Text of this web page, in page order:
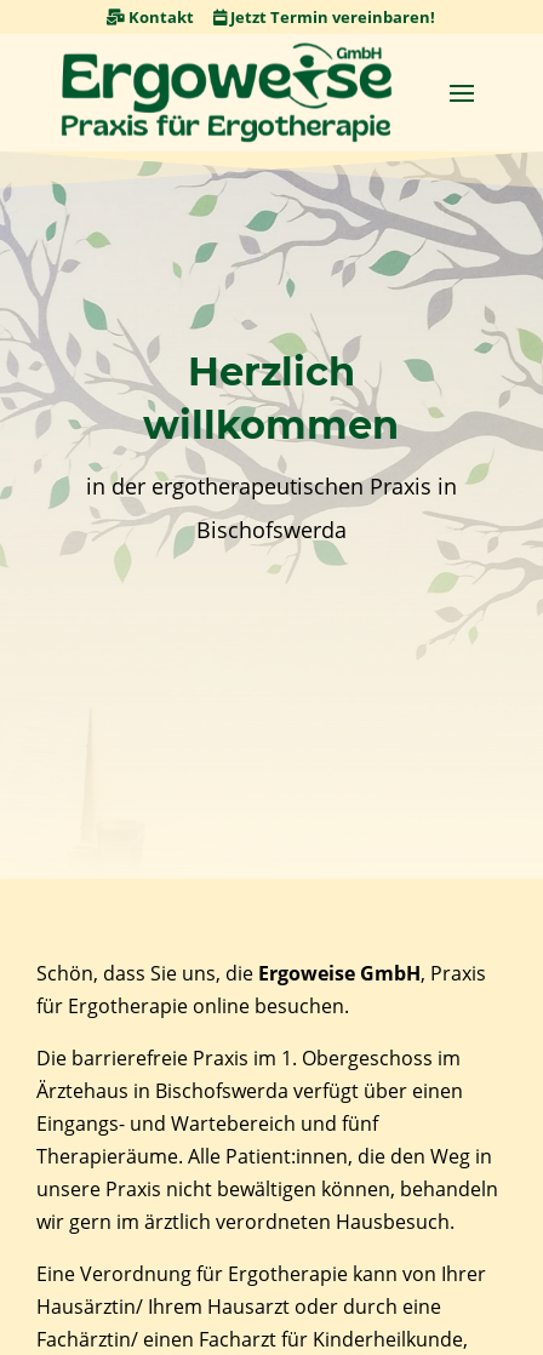
content
Kontakt Jetzt Termin vereinbaren!
Herzlich
willkommen
in der ergotherapeutischen Praxis in
Bischofswerda
Schön, dass Sie uns, die Ergoweise GmbH, Praxis
für Ergotherapie online besuchen.
Die barrierefreie Praxis im 1. Obergeschoss im
Ärztehaus in Bischofswerda verfügt über einen
Eingangs- und Wartebereich und fünf
Therapieräume. Alle Patient:innen, die den Weg in
unsere Praxis nicht bewältigen können, behandeln
wir gern im ärztlich verordneten Hausbesuch.
Eine Verordnung für Ergotherapie kann von Ihrer
Hausärztin/ Ihrem Hausarzt oder durch eine
Fachärztin/ einen Facharzt für Kinderheilkunde,